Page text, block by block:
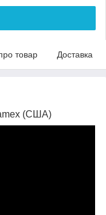
товар Доставка
(США)